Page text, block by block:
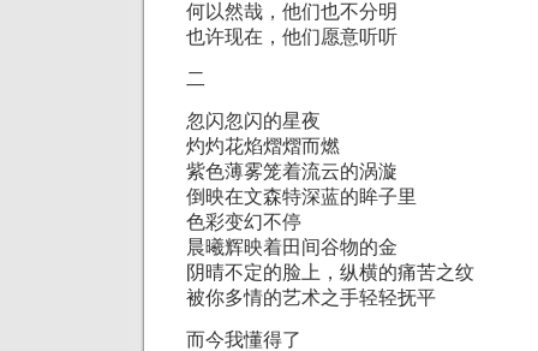
何以然哉，他们也不分明
也许现在，他们愿意听听
二
忽闪忽闪的星夜
灼灼花焰熠熠而燃
紫色薄雾笼着流云的涡漩
倒映在文森特深蓝的眸子里
色彩变幻不停
晨曦辉映着田间谷物的金
阴晴不定的脸上，纵横的痛苦之纹
被你多情的艺术之手轻轻抚平
而今我懂得了